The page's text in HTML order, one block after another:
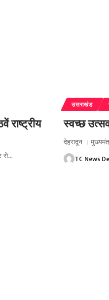
राष्ट्रीय
से…
उत्तराखंड
स्वच्छ
देहरादून ।
TC News